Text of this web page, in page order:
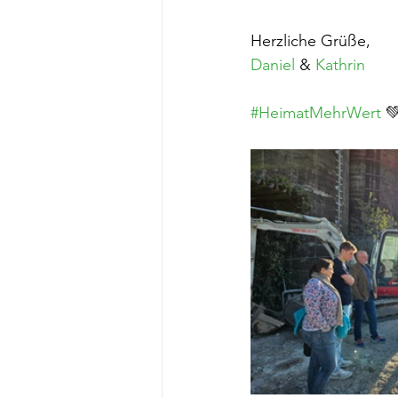
Herzliche Grüße,
Daniel & Kathrin
#HeimatMehrWert